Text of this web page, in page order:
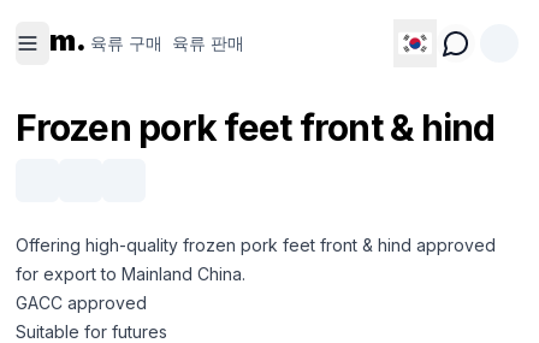
m. 육류 구매 육류 판매
매
매
Frozen pork feet front & hind
Offering high-quality frozen pork feet front & hind approved
for export to Mainland China.
GACC approved
Suitable for futures